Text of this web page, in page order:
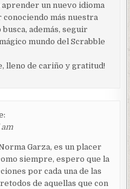
un nuevo idioma
más nuestra
además, seguir
mundo del Scrabble
lleno de cariño y gratitud!
am
Garza, es un placer
siempre, espero que la
por cada una de las
de aquellas que con